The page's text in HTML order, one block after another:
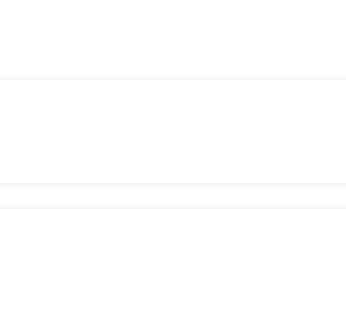
sans complications.
du marché.
des plateformes et des dApps.